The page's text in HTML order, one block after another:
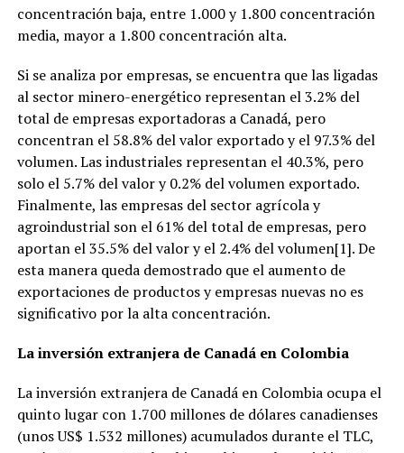
concentración baja, entre 1.000 y 1.800 concentración
media, mayor a 1.800 concentración alta.
Si se analiza por empresas, se encuentra que las ligadas
al sector minero-energético representan el 3.2% del
total de empresas exportadoras a Canadá, pero
concentran el 58.8% del valor exportado y el 97.3% del
volumen. Las industriales representan el 40.3%, pero
solo el 5.7% del valor y 0.2% del volumen exportado.
Finalmente, las empresas del sector agrícola y
agroindustrial son el 61% del total de empresas, pero
aportan el 35.5% del valor y el 2.4% del volumen[1]. De
esta manera queda demostrado que el aumento de
exportaciones de productos y empresas nuevas no es
significativo por la alta concentración.
La inversión extranjera de Canadá en Colombia
La inversión extranjera de Canadá en Colombia ocupa el
quinto lugar con 1.700 millones de dólares canadienses
(unos US$ 1.532 millones) acumulados durante el TLC,